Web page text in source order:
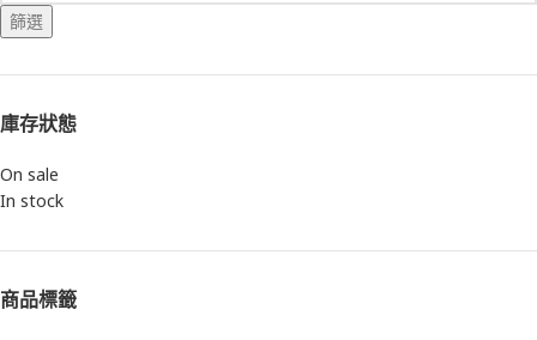
篩選
庫存狀態
On sale
In stock
商品標籤